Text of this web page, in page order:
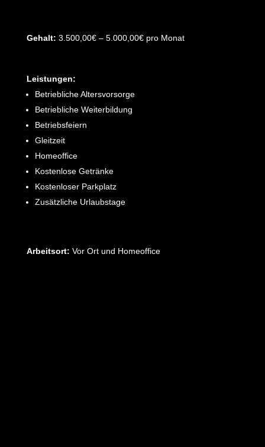
Gehalt: 3.500,00€ – 5.000,00€ pro Monat
Leistungen:
Betriebliche Altersvorsorge
Betriebliche Weiterbildung
Betriebsfeiern
Gleitzeit
Homeoffice
Kostenlose Getränke
Kostenloser Parkplatz
Zusätzliche Urlaubstage
Arbeitsort: Vor Ort und Homeoffice